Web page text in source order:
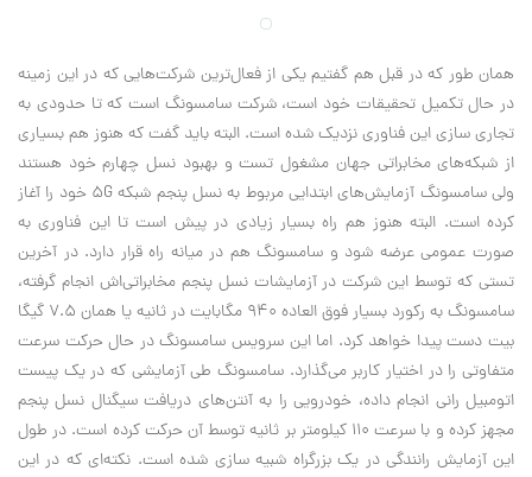
همان طور که در قبل هم گفتیم یکی از فعال‌ترین شرکت‌هایی که در این زمینه
در حال تکمیل تحقیقات خود است، شرکت سامسونگ است که تا حدودی به
تجاری سازی این فناوری نزدیک شده است. البته باید گفت که هنوز هم بسیاری
از شبکه‌های مخابراتی جهان مشغول تست و بهبود نسل چهارم خود هستند
ولی سامسونگ آزمایش‌های ابتدایی مربوط به نسل پنجم شبکه 5G خود را آغاز
کرده است. البته هنوز هم راه بسیار زیادی در پیش است تا این فناوری به
صورت عمومی عرضه شود و سامسونگ هم در میانه راه قرار دارد. در آخرین
تستی که توسط این شرکت در آزمایشات نسل پنجم مخابراتی‌اش انجام گرفته،
سامسونگ به رکورد بسیار فوق العاده 940 مگابایت در ثانیه یا همان 7.5 گیگا
بیت دست پیدا خواهد کرد. اما این سرویس سامسونگ در حال حرکت سرعت
متفاوتی را در اختیار کاربر می‌گذارد. سامسونگ طی آزمایشی که در یک پیست
اتومبیل رانی انجام داده، خودرویی را به آنتن‌های دریافت سیگنال نسل پنجم
مجهز کرده و با سرعت 110 کیلومتر بر ثانیه توسط آن حرکت کرده است. در طول
این آزمایش رانندگی در یک بزرگراه شبیه سازی شده است. نکته‌ای که در این